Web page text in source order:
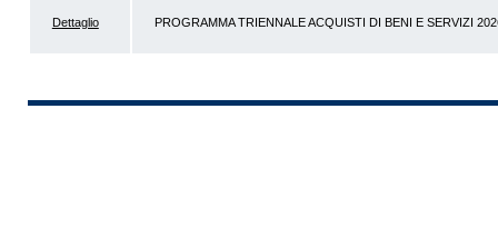
Dettaglio PROGRAMMA TRIENNALE ACQUISTI DI BENI E SERVIZI